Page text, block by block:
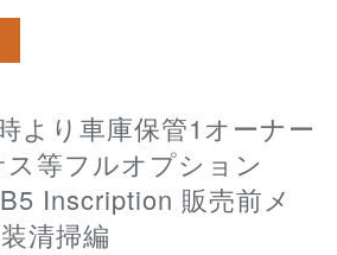
等フルオプション
Inscription 販売前メ
清掃編